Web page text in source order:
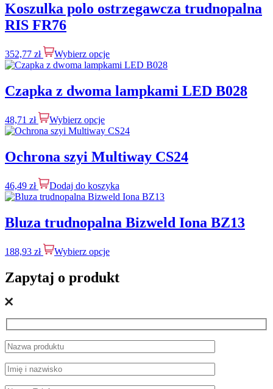
Koszulka polo ostrzegawcza trudnopalna
RIS FR76
352,77 zł Wybierz opcje
Czapka z dwoma lampkami LED B028
48,71 zł Wybierz opcje
Ochrona szyi Multiway CS24
46,49 zł Dodaj do koszyka
Bluza trudnopalna Bizweld Iona BZ13
188,93 zł Wybierz opcje
Zapytaj o produkt